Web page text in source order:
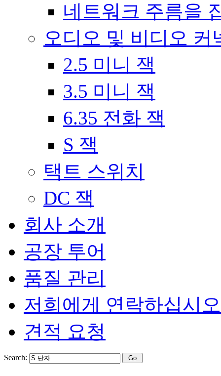
네트워크 주름을
오디오 및 비디오 커
2.5 미니 잭
3.5 미니 잭
6.35 전화 잭
S 잭
택트 스위치
DC 잭
회사 소개
공장 투어
품질 관리
저희에게 연락하십시오
견적 요청
Search: